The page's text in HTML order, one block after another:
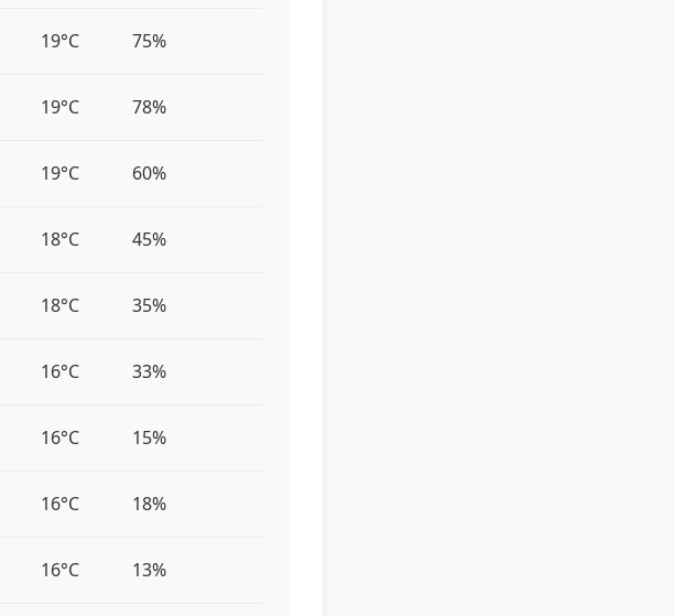
19°C 75%
19°C 78%
19°C 60%
18°C 45%
18°C 35%
16°C 33%
16°C 15%
16°C 18%
16°C 13%